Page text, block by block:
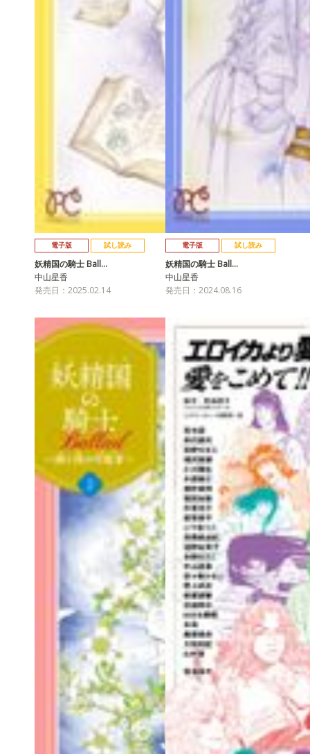
電子版 試し読み
妖精国の騎士 Ball…
中山星香
発売日：2025.02.14
電子版 試し読み
妖精国の騎士 Ball…
中山星香
発売日：2024.08.16